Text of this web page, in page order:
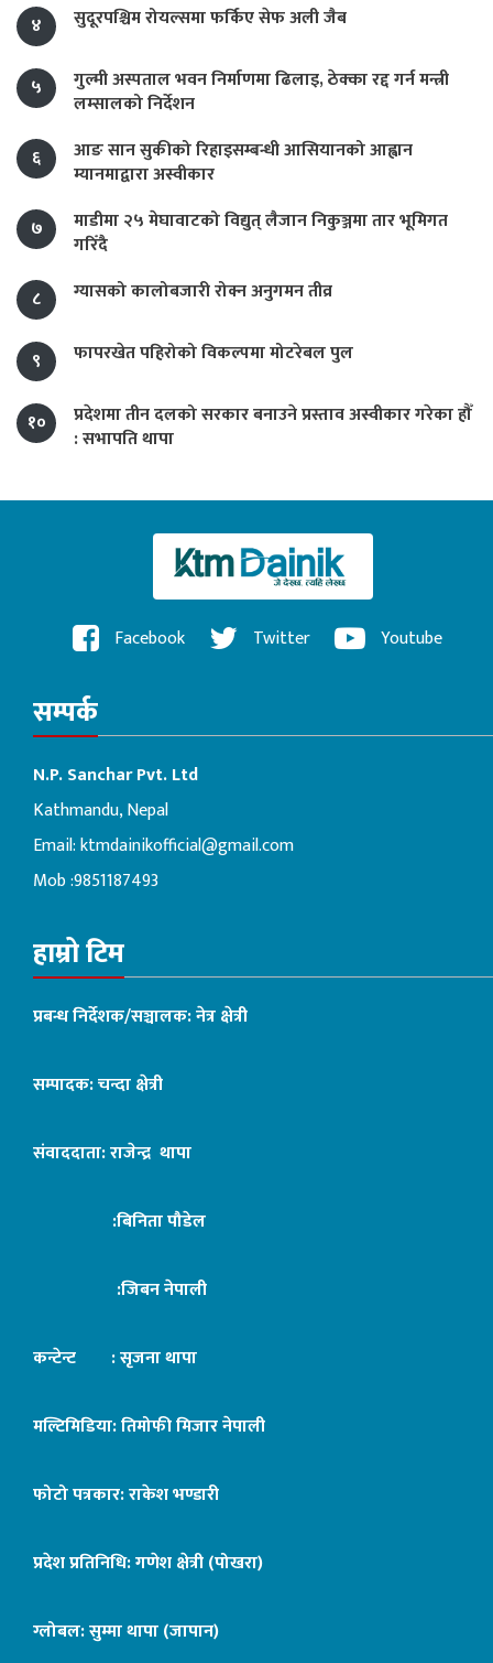
४ सुदूरपश्चिम रोयल्समा फर्किए सेफ अली जैब
५
गुल्मी अस्पताल भवन निर्माणमा ढिलाइ, ठेक्का रद्द गर्न मन्त्री
लम्सालको निर्देशन
६
आङ सान सुकीको रिहाइसम्बन्धी आसियानको आह्वान
म्यानमाद्वारा अस्वीकार
७
माडीमा २५ मेघावाटको विद्युत् लैजान निकुञ्जमा तार भूमिगत
गरिँदै
८
ग्यासको कालोबजारी रोक्न अनुगमन तीव्र
९ फापरखेत पहिरोको विकल्पमा मोटरेबल पुल
१०
प्रदेशमा तीन दलको सरकार बनाउने प्रस्ताव अस्वीकार गरेका हौँ
: सभापति थापा
Facebook Twitter Youtube
सम्पर्क
N.P. Sanchar Pvt. Ltd
Kathmandu, Nepal
Email:ktmdainikofficial@gmail.com
Mob :9851187493
हाम्रो टिम
प्रबन्ध निर्देशक/सञ्चालक: नेत्र क्षेत्री
सम्पादक: चन्दा क्षेत्री
संवाददाता: राजेन्द्र थापा
:बिनिता पौडेल
:जिबन नेपाली
कन्टेन्ट : सृजना थापा
मल्टिमिडिया: तिमोफी मिजार नेपाली
फोटो पत्रकार: राकेश भण्डारी
प्रदेश प्रतिनिधि: गणेश क्षेत्री (पोखरा)
ग्लोबल: सुम्मा थापा (जापान)